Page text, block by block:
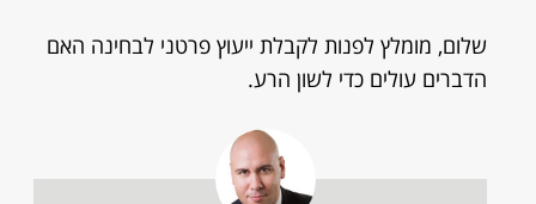
שלום, מומלץ לפנות לקבלת ייעוץ פרטני לבחינה האם
הדברים עולים כדי לשון הרע.